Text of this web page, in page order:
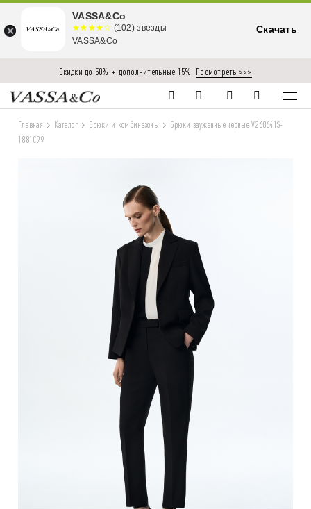
Скидки до 50% + дополнительные 15%. Посмотреть >>>
Главная Каталог Брюки и комбинезоны
Брюки зауженные черные V268641S-
1881C99
VASSA&Co
☆☆☆☆☆
★★★★
★
(102) звезды
VASSA&Co
Скачать